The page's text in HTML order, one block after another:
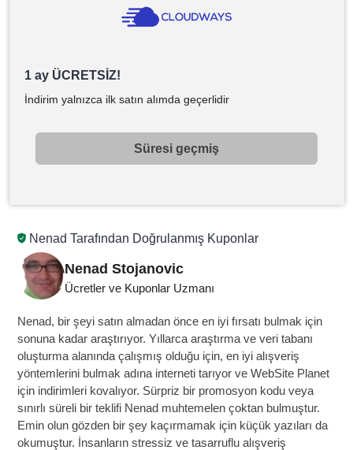
Nenad Tarafından Doğrulanmış Kuponlar
Nenad Stojanovic
Ücretler ve Kuponlar Uzmanı
Nenad, bir şeyi satın almadan önce en iyi fırsatı bulmak için
sonuna kadar araştırıyor. Yıllarca araştırma ve veri tabanı
oluşturma alanında çalışmış olduğu için, en iyi alışveriş
yöntemlerini bulmak adına interneti tarıyor ve WebSite Planet
için indirimleri kovalıyor. Sürpriz bir promosyon kodu veya
sınırlı süreli bir teklifi Nenad muhtemelen çoktan bulmuştur.
Emin olun gözden bir şey kaçırmamak için küçük yazıları da
okumuştur. İnsanların stressiz ve tasarruflu alışveriş
1 ay ÜCRETSİZ!
İndirim yalnızca ilk satın alımda geçerlidir
Süresi geçmiş